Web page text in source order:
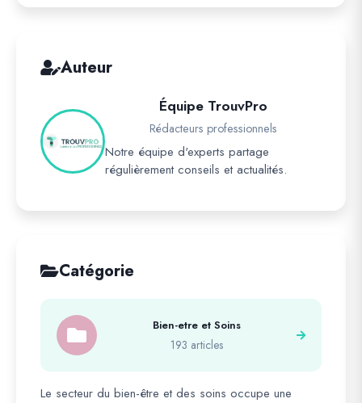
Auteur
Équipe TrouvPro
Rédacteurs professionnels
Notre équipe d'experts partage
régulièrement conseils et actualités.
Catégorie
Bien-etre et Soins
193 articles
Le secteur du bien-être et des soins occupe une